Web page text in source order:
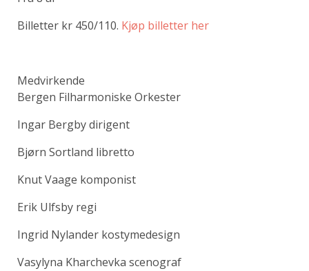
Billetter kr 450/110. Kjøp billetter her
Medvirkende
Bergen Filharmoniske Orkester
Ingar Bergby dirigent
Bjørn Sortland libretto
Knut Vaage komponist
Erik Ulfsby regi
Ingrid Nylander kostymedesign
Vasylyna Kharchevka scenograf